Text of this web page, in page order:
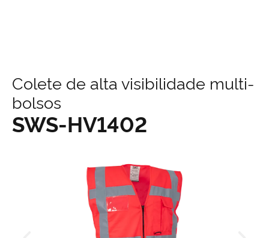
Colete de alta visibilidade multi-
bolsos
SWS-HV1402